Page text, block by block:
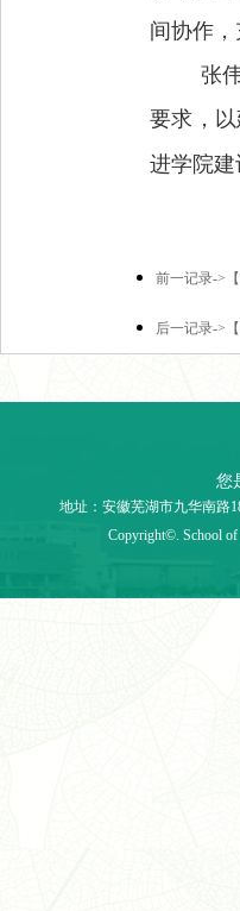
间协作
张
要求，
进学院
前一记录->
后一记录->
您
地址：安徽芜湖市九华南路
Copyright©. School